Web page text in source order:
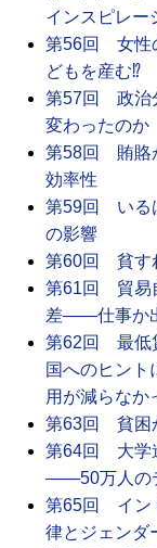
インスピレー
第56回 女性
どもを産む⁉
第57回 政治
変わったのか
第58回 賄賂
効率性
第59回 いる
の影響
第60回 貧す
第61回 貿易
差――仕事か
第62回 最低
国へのヒント
用が減らなか
第63回 貧困
第64回 大学
――50万人の
第65回 イン
律とジェンダ